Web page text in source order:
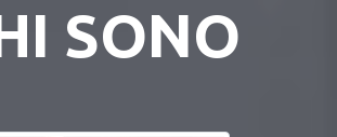
SONO